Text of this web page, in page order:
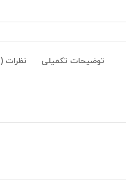
توضیحات تکمیلی نظرات (0)